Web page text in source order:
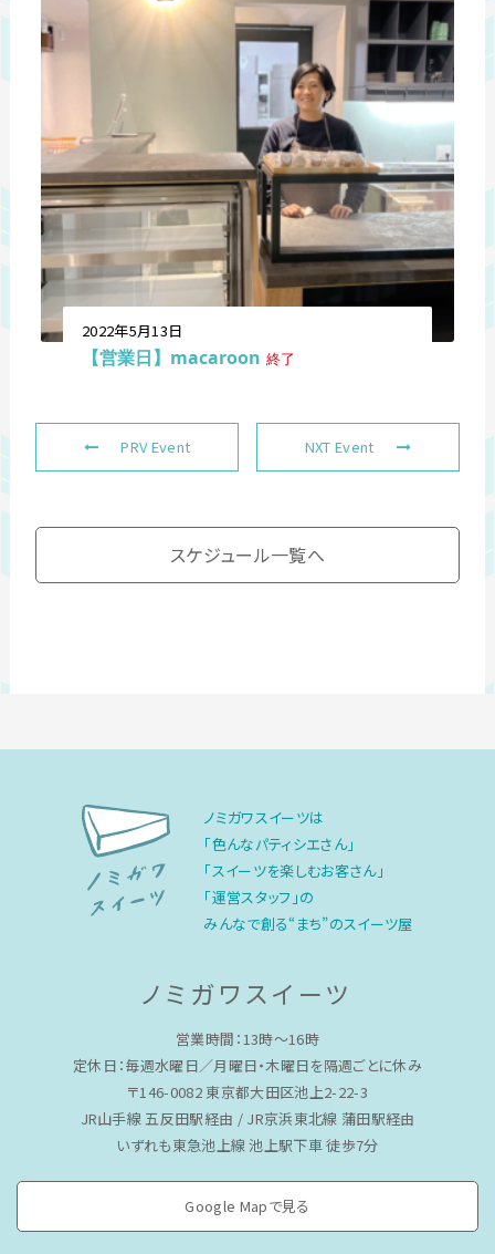
2022年5月13日
【営業日】macaroon 終了
PRV Event NXT Event
スケジュール一覧へ
ノミガワスイーツは
「色んなパティシエさん」
「スイーツを楽しむお客さん」
「運営スタッフ」の
みんなで創る“まち”のスイーツ屋
ノミガワスイーツ
営業時間：13時〜16時
定休日：毎週水曜日／月曜日・木曜日を隔週ごとに休み
〒146-0082 東京都大田区池上2-22-3
JR山手線 五反田駅経由 / JR京浜東北線 蒲田駅経由
いずれも東急池上線 池上駅下車 徒歩7分
Google Mapで見る